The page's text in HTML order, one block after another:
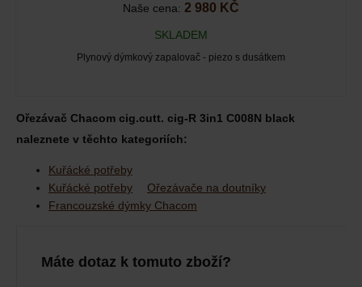
Naše cena: 2 980 KČ
SKLADEM
Plynový dýmkový zapalovač - piezo s dusátkem
Ořezávač Chacom cig.cutt. cig-R 3in1 C008N black
naleznete v těchto kategoriích:
Kuřácké potřeby
Kuřácké potřeby
Ořezávače na doutníky
Francouzské dýmky Chacom
Máte dotaz k tomuto zboží?